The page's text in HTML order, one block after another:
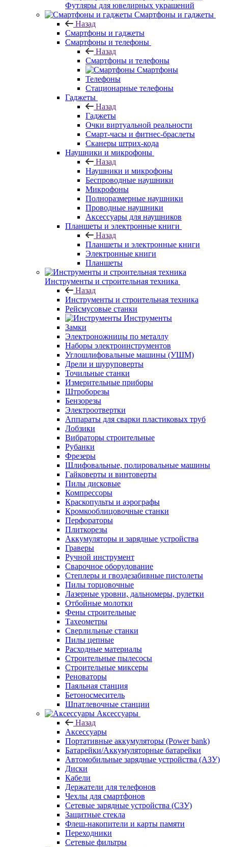
Футляры для ювелирных украшений
Смартфоны и гаджеты
Назад
Смартфоны и гаджеты
Смартфоны и телефоны
Назад
Смартфоны и телефоны
Смартфоны
Телефоны
Стационарные телефоны
Гаджеты
Назад
Гаджеты
Очки виртуальной реальности
Смарт-часы и фитнес-браслеты
Сканеры штрих-кода
Наушники и микрофоны
Назад
Наушники и микрофоны
Беспроводные наушники
Микрофоны
Полноразмерные наушники
Проводные наушники
Аксессуары для наушников
Планшеты и электронные книги
Назад
Планшеты и электронные книги
Электронные книги
Планшеты
Инструменты и строительная техника
Назад
Инструменты и строительная техника
Рейсмусовые станки
Инструменты
Замки
Электроножницы по металлу
Наборы электроинструментов
Углошлифовальные машины (УШМ)
Дрели и шуруповерты
Точильные станки
Измерительные приборы
Штроборезы
Бензорезы
Электроотвертки
Аппараты для сварки пластиковых труб
Лобзики
Вибраторы строительные
Рубанки
Фрезеры
Шлифовальные, полировальные машины
Гайковерты и винтоверты
Пилы дисковые
Компрессоры
Краскопульты и аэрографы
Кромкооблицовочные станки
Перфораторы
Плиткорезы
Аккумуляторы и зарядные устройства
Граверы
Ручной инструмент
Сварочное оборудование
Степлеры и гвоздезабивные пистолеты
Пилы торцовочные
Лазерные уровни, дальномеры, рулетки
Отбойные молотки
Фены строительные
Тахеометры
Сверлильные станки
Пилы цепные
Расходные материалы
Строительные пылесосы
Строительные миксеры
Реноваторы
Паяльная станция
Бетоносмеситель
Шпатлевочные станции
Аксессуары
Назад
Аксессуары
Портативные аккумуляторы (Power bank)
Батарейки/Аккумуляторные батарейки
Автомобильные зарядные устройства (АЗУ)
Диски
Кабели
Держатели для телефонов
Чехлы для смартфонов
Сетевые зарядные устройства (СЗУ)
Защитные стекла
Флеш-накопители и карты памяти
Переходники
Сетевые фильтры